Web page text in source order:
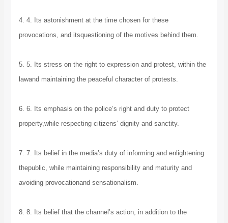
4. 4. Its astonishment at the time chosen for these
provocations, and itsquestioning of the motives behind them.
5. 5. Its stress on the right to expression and protest, within the
lawand maintaining the peaceful character of protests.
6. 6. Its emphasis on the police’s right and duty to protect
property,while respecting citizens’ dignity and sanctity.
7. 7. Its belief in the media’s duty of informing and enlightening
thepublic, while maintaining responsibility and maturity and
avoiding provocationand sensationalism.
8. 8. Its belief that the channel’s action, in addition to the